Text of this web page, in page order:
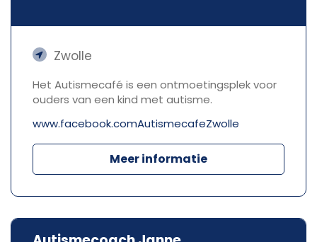
Zwolle
Het Autismecafé is een ontmoetingsplek voor
ouders van een kind met autisme.
www.facebook.comAutismecafeZwolle
Meer informatie